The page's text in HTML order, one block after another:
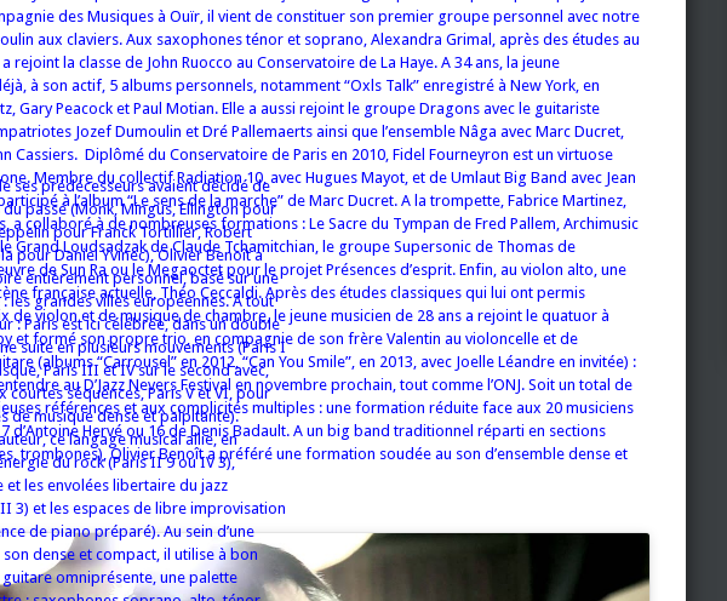
des Musiques à Ouïr, il vient de constituer son premier groupe personnel avec notre
aux claviers. Aux saxophones ténor et soprano, Alexandra Grimal, après des études au
rejoint la classe de John Ruocco au Conservatoire de La Haye. A 34 ans, la jeune
à son actif, 5 albums personnels, notamment “Oxls Talk” enregistré à New York, en
Gary Peacock et Paul Motian. Elle a aussi rejoint le groupe Dragons avec le guitariste
Jozef Dumoulin et Dré Pallemaerts ainsi que l’ensemble Nâga avec Marc Ducret,
Cassiers. Diplômé du Conservatoire de Paris en 2010, Fidel Fourneyron est un virtuose
Membre du collectif Radiation 10, avec Hugues Mayot, et de Umlaut Big Band avec Jean
à l’album “Le sens de la marche” de Marc Ducret. A la trompette, Fabrice Martinez,
a collaboré à de nombreuses formations : Le Sacre du Tympan de Fred Pallem, Archimusic
Grand Loudsadzak de Claude Tchamitchian, le groupe Supersonic de Thomas de
de Sun Ra ou le Megaoctet pour le projet Présences d’esprit. Enfin, au violon alto, une
française actuelle, Théo Ceccaldi. Après des études classiques qui lui ont permis
de violon et de musique de chambre, le jeune musicien de 28 ans a rejoint le quatuor à
et formé son propre trio, en compagnie de son frère Valentin au violoncelle et de
(albums “Carrousel” en 2012, “Can You Smile”, en 2013, avec Joelle Léandre en invitée) :
au D’Jazz Nevers Festival en novembre prochain, tout comme l’ONJ. Soit un total de
références et aux complicités multiples : une formation réduite face aux 20 musiciens
d’Antoine Hervé ou 16 de Denis Badault. A un big band traditionnel réparti en sections
trombones), Olivier Benoît a préféré une formation soudée au son d’ensemble dense et
ses prédécesseurs avaient décidé de
passé (Monk, Mingus, Ellington pour
pour Franck Tortillier, Robert
pour Daniel Yvinec), Olivier Benoît a
entièrement personnel, basé sur une
les grandes villes européennes. A tout
: Paris est ici célébrée, dans un double
suite en plusieurs mouvements (Paris I
Paris III et IV sur le second avec,
courtes séquences, Paris V et VI, pour
de musique dense et palpitante).
ce langage musical allie, en
du rock (Paris II 9 ou IV 3),
et les envolées libertaire du jazz
3) et les espaces de libre improvisation
de piano préparé). Au sein d’une
dense et compact, il utilise à bon
omniprésente, une palette